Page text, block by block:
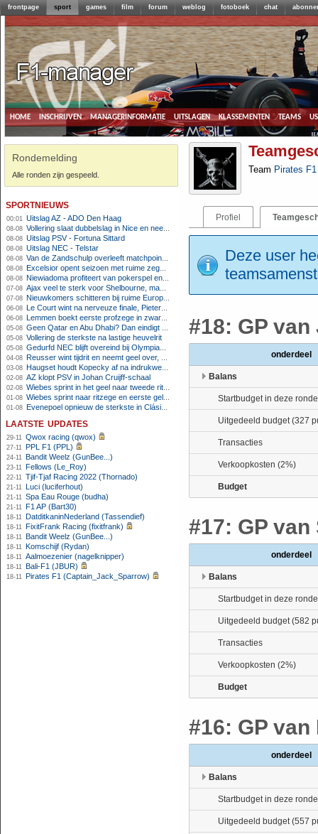
frontpage sport games film forum weblog fotoboek chat
home inschrijven managerinformatie uitslagen klassementen teams
Rondemelding
Alle ronden zijn gespeeld.
sportnieuws
00:01 Uitslag AZ - ADO Den Haag
08-08 Vollering slaat dubbelslag in Nice en neemt geel over
08-08 Uitslag PSV - Fortuna Sittard
08-08 Uitslag NEC - Telstar
08-08 Van de Zandschulp overleeft matchpoints, ook Griekspoor verder in Montreal
08-08 Excelsior opent seizoen met ruime zege op promovendus Cambuur
08-08 Niewiadoma profiteert van pokerspel en grijpt geel op Ventoux
07-08 Ajax veel te sterk voor Shelbourne, maar houdt schade beperkt
07-08 Nieuwkomers schitteren bij ruime Europese zege FC Twente
06-08 Le Court wint na nerveuze finale, Pieterse derde
06-08 Lemmen boekt eerste profzege in zware Ronde van Polen-rit
05-08 Geen Qatar en Abu Dhabi? Dan eindigt Formule 1-seizoen mogelijk in Europa
05-08 Vollering de sterkste na lastige heuvelrit
05-08 Gedurfd NEC blijft overeind bij Olympiakos
04-08 Reusser wint tijdrit en neemt geel over, Nooijen knap tweede
03-08 Haugset houdt Kopecky af na indrukwekkende solo van 86 kilometer
02-08 AZ klopt PSV in Johan Cruijff-schaal
02-08 Wiebes sprint in het geel naar tweede ritzege
01-08 Wiebes sprint naar ritzege en eerste gele trui in Tour Femmes
01-08 Evenepoel opnieuw de sterkste in Clásica San Sebastián
laatste updates
29-11 Qwox racing (qwox)
27-11 PPL F1 (PPL)
24-11 Bandit Weelz (GunBee...)
23-11 Fellows (Le_Roy)
22-11 Tjif-Tjaf Racing 2022 (Thornado)
21-11 Luci (luciferhout)
21-11 Spa Eau Rouge (budha)
21-11 F1 AP (Bart30)
18-11 DatditkaninNederland (Tassendief)
18-11 FixitFrank Racing (fixitfrank)
18-11 Bandit Weelz (GunBee...)
18-11 Komschijf (Rydan)
18-11 Aalmoezenier (nagelknipper)
18-11 Bali-F1 (JBUR)
18-11 Pirates F1 (Captain_Jack_Sparrow)
Team Pirates F1
Profiel
Deze user
#18: GP
onderdeel
Balans
Startbudget in deze ronde
Uitgedeeld budget (327
Transacties
Verkoopkosten (2%)
Budget
#17: GP
onderdeel
Balans
Startbudget in deze ronde
Uitgedeeld budget (582
Transacties
Verkoopkosten (2%)
Budget
#16: GP
onderdeel
Balans
Startbudget in deze ronde
Uitgedeeld budget (557